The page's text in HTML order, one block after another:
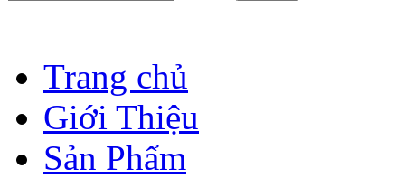
Trang chủ
Giới Thiệu
Sản Phẩm